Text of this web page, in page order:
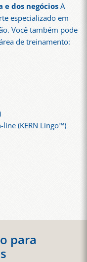
dos negóciosA
especializado em
Você também pode
de treinamento:
(KERN Lingo™)
para